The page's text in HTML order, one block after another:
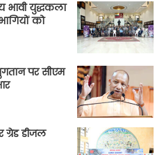
युद्धकला
को
पर सीएम
ग्रेड डीजल